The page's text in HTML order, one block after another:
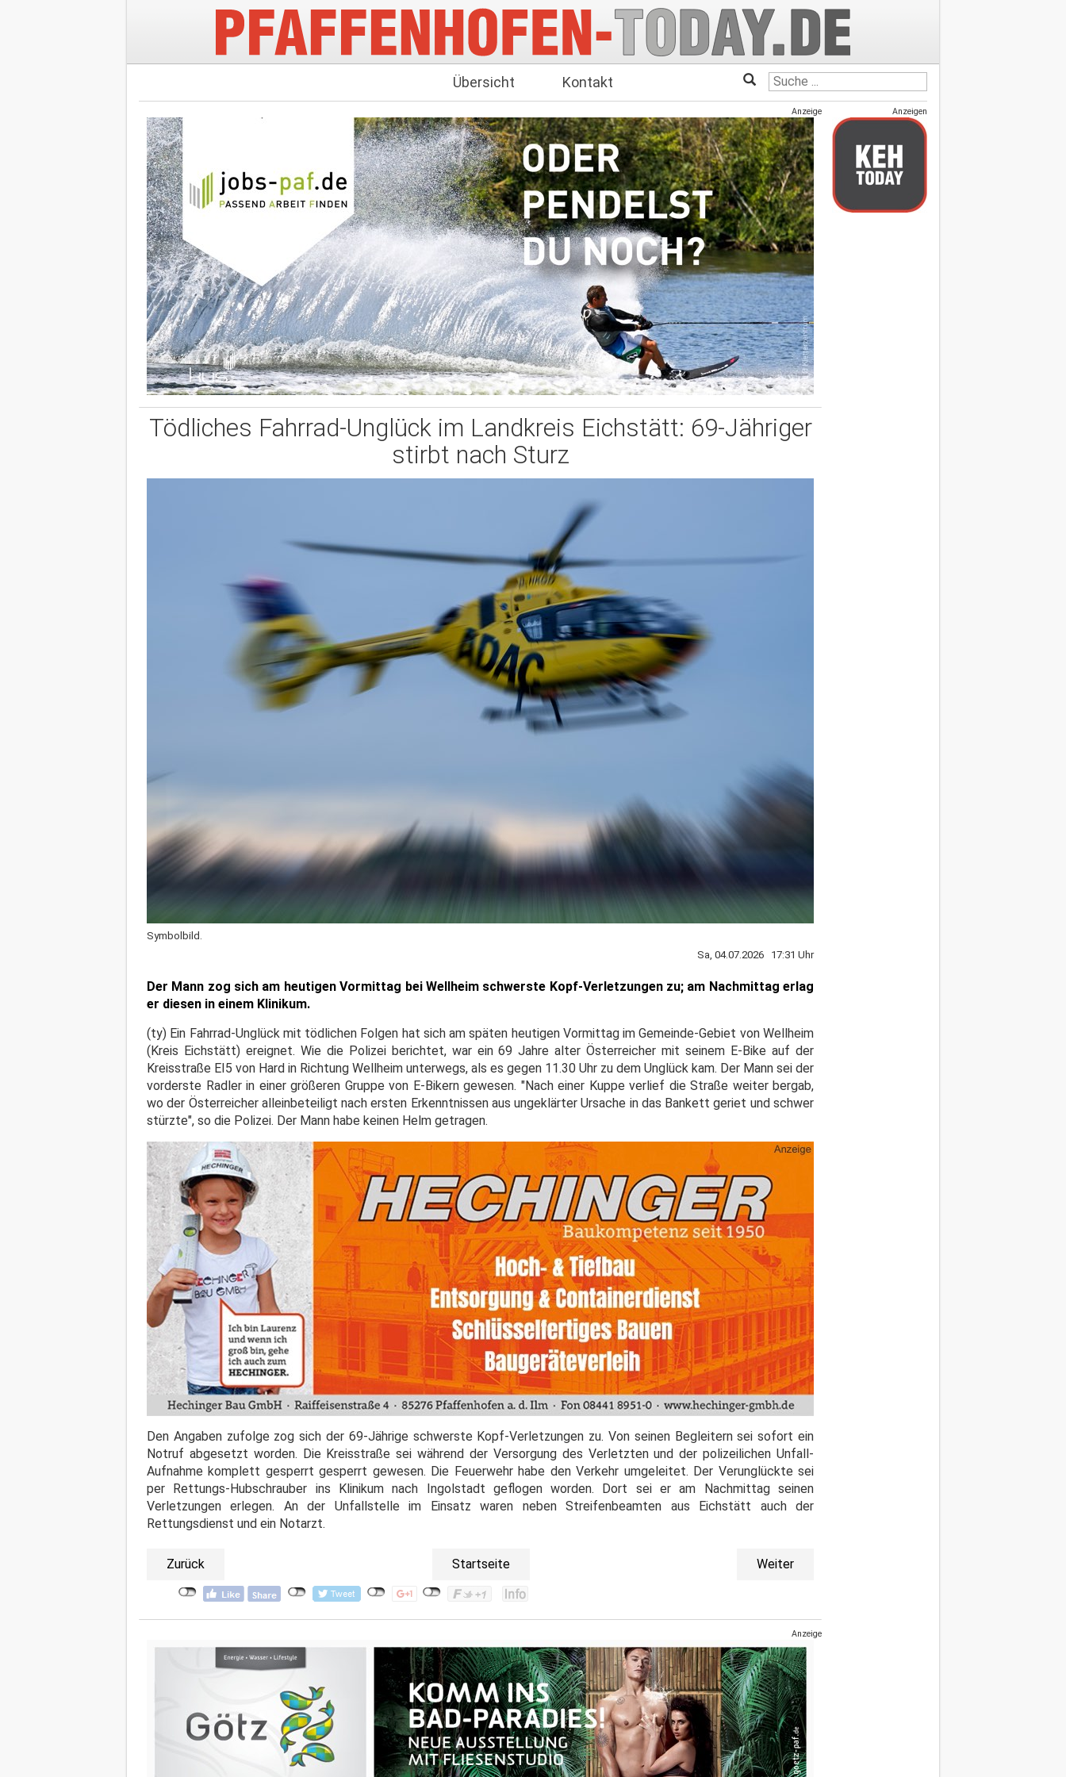
Übersicht Kontakt
Anzeige
Tödliches Fahrrad-Unglück im Landkreis Eichstätt: 69-Jähriger
stirbt nach Sturz
Symbolbild.
Sa, 04.07.2026 17:31 Uhr
Der Mann zog sich am heutigen Vormittag bei Wellheim schwerste Kopf-Verletzungen zu; am Nachmittag erlag
er diesen in einem Klinikum.
(ty) Ein Fahrrad-Unglück mit tödlichen Folgen hat sich am späten heutigen Vormittag im Gemeinde-Gebiet von Wellheim
(Kreis Eichstätt) ereignet. Wie die Polizei berichtet, war ein 69 Jahre alter Österreicher mit seinem E-Bike auf der
Kreisstraße EI5 von Hard in Richtung Wellheim unterwegs, als es gegen 11.30 Uhr zu dem Unglück kam. Der Mann sei der
vorderste Radler in einer größeren Gruppe von E-Bikern gewesen. "Nach einer Kuppe verlief die Straße weiter bergab,
wo der Österreicher alleinbeteiligt nach ersten Erkenntnissen aus ungeklärter Ursache in das Bankett geriet und schwer
stürzte", so die Polizei. Der Mann habe keinen Helm getragen.
Den Angaben zufolge zog sich der 69-Jährige schwerste Kopf-Verletzungen zu. Von seinen Begleitern sei sofort ein
Notruf abgesetzt worden. Die Kreisstraße sei während der Versorgung des Verletzten und der polizeilichen Unfall-
Aufnahme komplett gesperrt gesperrt gewesen. Die Feuerwehr habe den Verkehr umgeleitet. Der Verunglückte sei
per Rettungs-Hubschrauber ins Klinikum nach Ingolstadt geflogen worden. Dort sei er am Nachmittag seinen
Verletzungen erlegen. An der Unfallstelle im Einsatz waren neben Streifenbeamten aus Eichstätt auch der
Rettungsdienst und ein Notarzt.
Zurück Startseite Weiter
Anzeige
Anzeigen